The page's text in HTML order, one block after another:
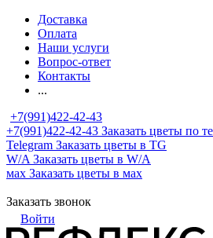
Доставка
Оплата
Наши услуги
Вопрос-ответ
Контакты
...
+7(991)422-42-43
+7(991)422-42-43 Заказать цветы по
Telegram Заказать цветы в TG
W/A Заказать цветы в W/A
мах Заказать цветы в мах
Заказать звонок
Войти